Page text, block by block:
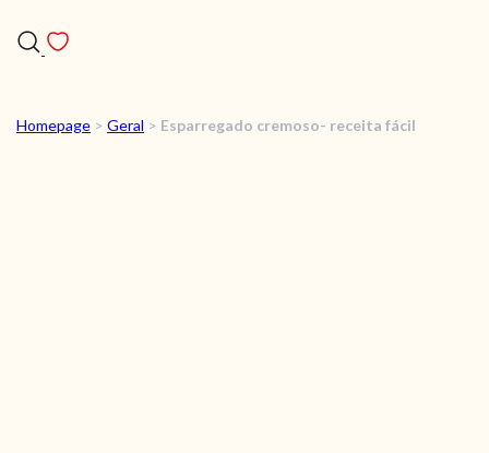
RECEITAS
Homepage > Geral > Esparregado cremoso- receita fácil